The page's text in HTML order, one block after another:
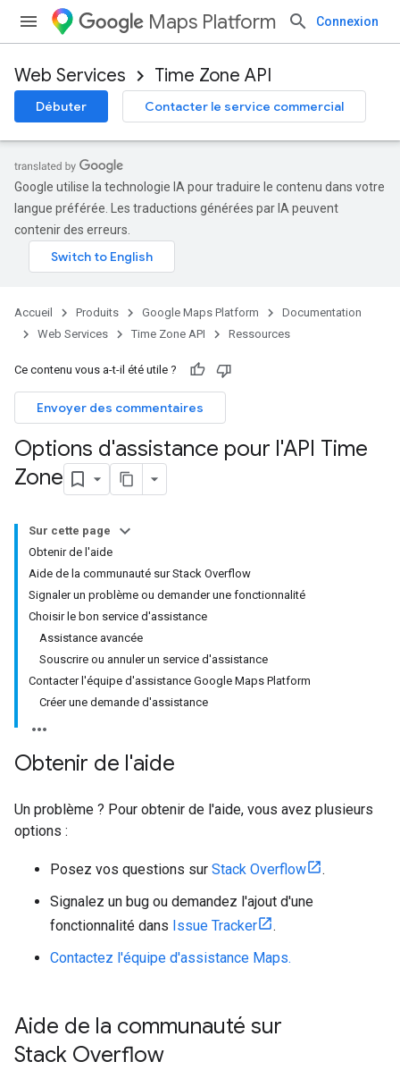
Maps Platform Connexion
Web Services Time Zone API
Débuter Contacter le service commercial
Google utilise la technologie IA pour traduire le contenu dans votre
langue préférée. Les traductions générées par IA peuvent
contenir des erreurs.
Accueil Produits Google Maps Platform
Documentation
Web Services
Time Zone API Ressources
Ce contenu vous a-t-il été utile ?
Envoyer des commentaires
Options d'assistance pour l'API Time
Zone
Sur cette page
Obtenir de l'aide
Aide de la communauté sur Stack Overflow
Signaler un problème ou demander une fonctionnalité
Choisir le bon service d'assistance
Assistance avancée
Souscrire ou annuler un service d'assistance
Contacter l'équipe d'assistance Google Maps Platform
Créer une demande d'assistance
Obtenir de l'aide
Un problème ? Pour obtenir de l'aide, vous avez plusieurs
options :
Posez vos questions sur Stack Overflow
.
Signalez un bug ou demandez l'ajout d'une
fonctionnalité dans Issue Tracker
.
Contactez l'équipe d'assistance Maps.
Aide de la communauté sur
Stack Overflow